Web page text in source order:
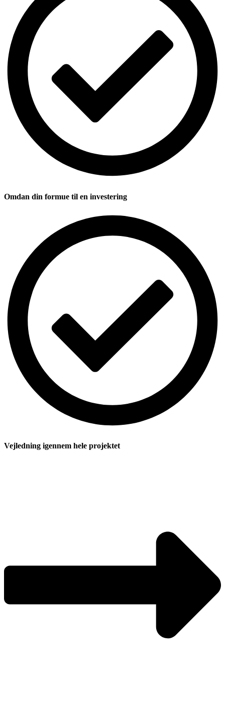
Omdan din formue til en investering
Vejledning igennem hele projektet